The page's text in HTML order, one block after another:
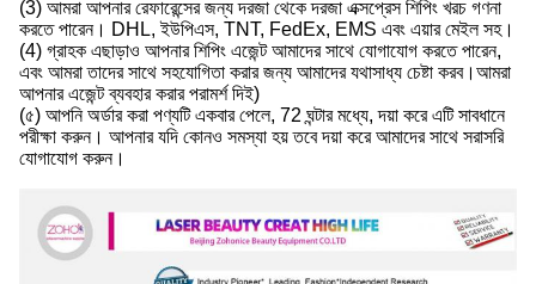
(3) আমরা আপনার রেফারেন্সের জন্য দরজা থেকে দরজা এক্সপ্রেস শিপিং খরচ গণনা
করতে পারেন। DHL, ইউপিএস, TNT, FedEx, EMS এবং এয়ার মেইল সহ।
(4) গ্রাহক এছাড়াও আপনার শিপিং এজেন্ট আমাদের সাথে যোগাযোগ করতে পারেন,
এবং আমরা তাদের সাথে সহযোগিতা করার জন্য আমাদের যথাসাধ্য চেষ্টা করব।আমরা
আপনার এজেন্ট ব্যবহার করার পরামর্শ দিই)
(৫) আপনি অর্ডার করা পণ্যটি একবার পেলে, 72 ঘন্টার মধ্যে, দয়া করে এটি সাবধানে
পরীক্ষা করুন। আপনার যদি কোনও সমস্যা হয় তবে দয়া করে আমাদের সাথে সরাসরি
যোগাযোগ করুন।